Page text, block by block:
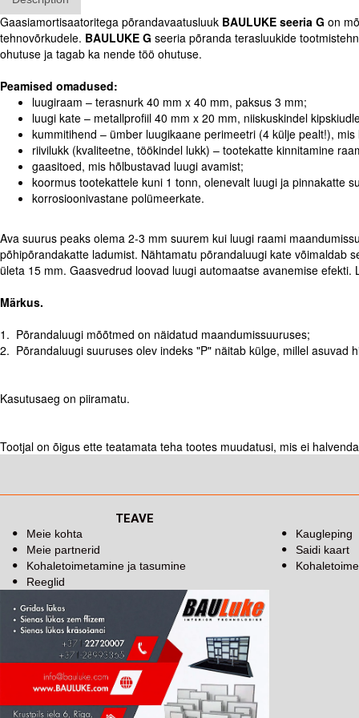
Gaasiamortisaatoritega põrandavaatusluuk BAULUKE seeria G on
tehnovõrkudele. BAULUKE G seeria põranda terasluukide
ohutuse ja tagab ka nende töö ohutuse.
Peamised omadused:
luugiraam – terasnurk 40 mm x 40 mm, paksus 3 mm;
luugi kate – metallprofiil 40 mm x 20 mm, niiskuskindel
kummitihend – ümber luugikaane perimeetri (4 külje pealt!),
riivilukk (kvaliteetne, töökindel lukk) – tootekatte kinnitamine
gaasitoed, mis hõlbustavad luugi avamist;
koormus tootekattele kuni 1 tonn, olenevalt luugi ja pinnakatte
korrosioonivastane polümeerkate.
Ava suurus peaks olema 2-3 mm suurem kui luugi raami
põhipõrandakatte ladumist. Nähtamatu põrandaluugi kate võimaldab
ületa 15 mm. Gaasvedrud loovad luugi automaatse avanemise
Märkus.
1. Põrandaluugi mõõtmed on näidatud maandumissuuruses;
2. Põrandaluugi suuruses olev indeks "P" näitab külge, millel asuvad
Kasutusaeg on piiramatu.
Tootjal on õigus ette teatamata teha tootes muudatusi, mis ei
TEAVE
Meie kohta
Meie partnerid
Kohaletoimetamine ja tasumine
Reeglid
Kaugleping
Saidi kaart